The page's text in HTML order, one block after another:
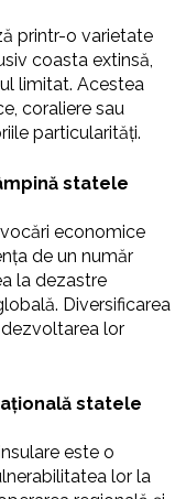
printr-o varietate
coasta extinsă,
limitat. Acestea
coraliere sau
particularități.
statele
economice
de un număr
la dezastre
Diversificarea
lor
statele
este o
lor la